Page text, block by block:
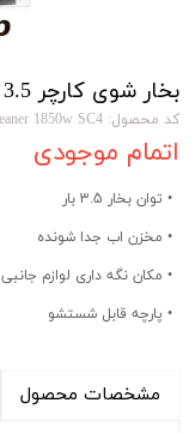
بخار شوی کارچر 3.5 بار 1850 وات Karcher Steam
کد محصول: Karcher Steam cleaner 1850w SC4
اتمام موجودی
• توان بخار 3.5 بار
• مخزن اب جدا شونده
• مکان نگه داری لوازم جانبی
• پارچه قابل شستشو
مشخصات محصول